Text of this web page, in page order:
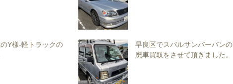
Y様-軽トラックの
早良区でスバルサンバーバンの
廃車買取をさせて頂きました。